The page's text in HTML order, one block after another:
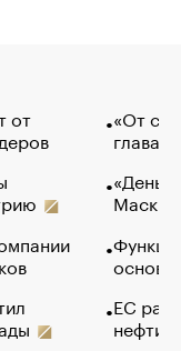
от
«От
глава
Маск в
основ
ЕС
нефти